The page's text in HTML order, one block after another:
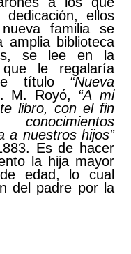
ellos
familia se
amplia biblioteca
se lee en la
le regalaría
título “Nueva
M. Royó, “A mi
libro, con el fin
a nuestros hijos”
Es de hacer
la hija mayor
edad, lo cual
del padre por la